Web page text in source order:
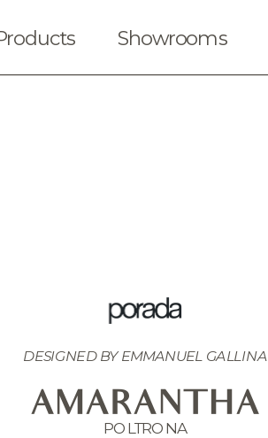
nuestras tiendas
DESIGNED BY EMMANUEL GALLINA
AMARANTHA
POLTRONA
Showrooms